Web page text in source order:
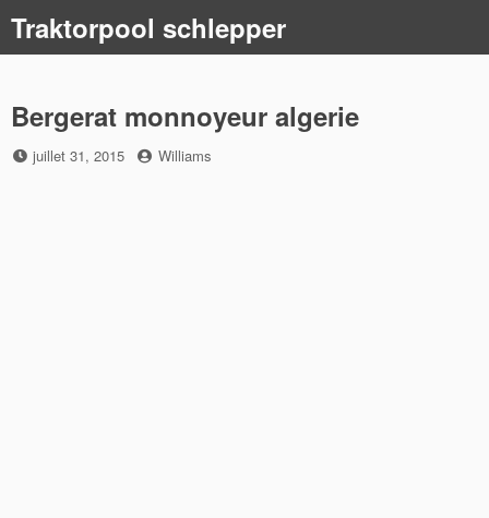
content
Traktorpool schlepper
Bergerat monnoyeur algerie
Posted
juillet 31, 2015 by
Williams